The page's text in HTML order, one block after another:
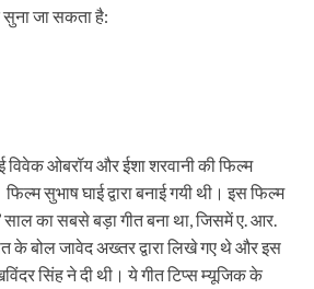
सुना जा सकता है:
ओबरॉय और ईशा शरवानी की फिल्म
फिल्म सुभाष घाई द्वारा बनाई गयी थी। इस फिल्म
साल का सबसे बड़ा गीत बना था, जिसमें ए. आर.
के बोल जावेद अख्तर द्वारा लिखे गए थे और इस
सिंह ने दी थी। ये गीत टिप्स म्यूजिक के